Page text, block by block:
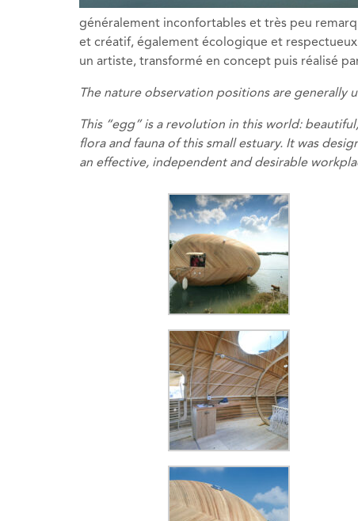
généralement inconfortables et très peu
et créatif, également écologique et
un artiste, transformé en concept puis réalisé
The nature observation positions are
This “egg” is a revolution in this world:
flora and fauna of this small estuary. It was
an effective, independent and desirable